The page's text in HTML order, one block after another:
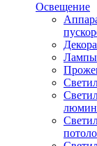
Освещение
Лампы